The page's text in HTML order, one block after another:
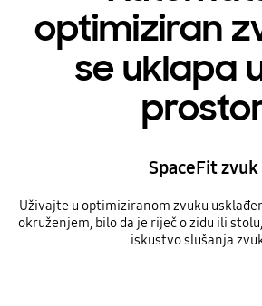
optimiziran
se uklapa
SpaceFit zvuk
Uživajte u optimiziranom zvuku
okruženjem, bilo da je riječ o zidu ili
iskustvo slušanja